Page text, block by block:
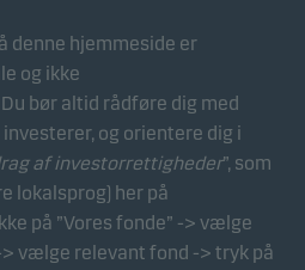
denne hjemmeside er
og ikke
bør altid rådføre dig med
og orientere dig i
af investorrettigheder”, som
lokalsprog) her på
på ”Vores fonde” -> vælge
vælge relevant fond -> tryk på
og bruges til at måle og
for vores hjemmeside.
for os at identificere dig
din adfærd, så vi kan levere
til dig.